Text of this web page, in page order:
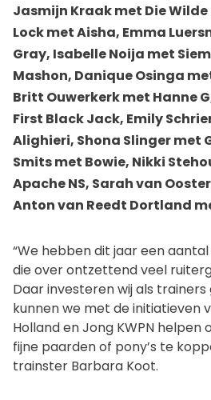
Jasmijn Kraak met Die
Lock met Aisha, Emma
Gray, Isabelle Noija met
Mashon, Danique Osinga
Britt Ouwerkerk met Hanne
First Black Jack, Emily
Alighieri, Shona Slinger met
Smits met Bowie, Nikki
Apache NS, Sarah van
Anton van Reedt Dortland
“We hebben dit jaar een
die over ontzettend veel
Daar investeren wij als trainers
kunnen we met de initiatieven
Holland en Jong KWPN
fijne paarden of pony’s te
trainster Barbara Koot.